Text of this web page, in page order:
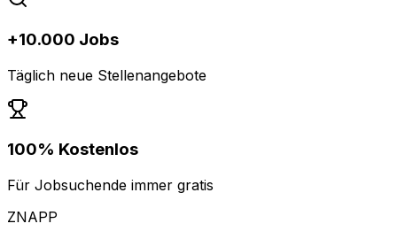
+10.000 Jobs
Täglich neue Stellenangebote
100% Kostenlos
Für Jobsuchende immer gratis
ZNAPP